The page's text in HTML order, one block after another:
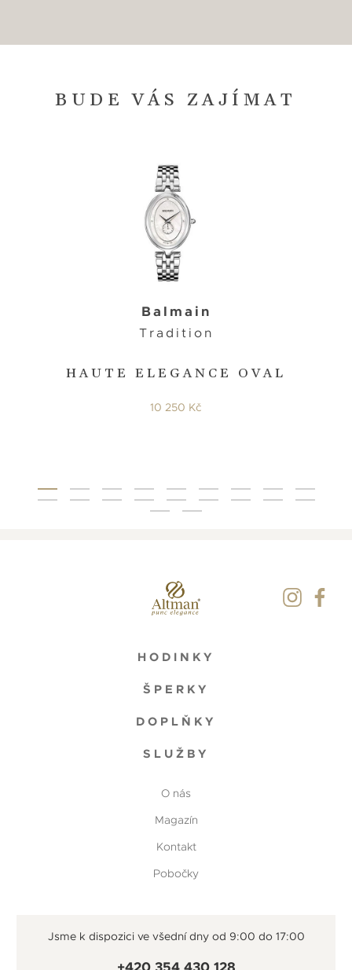
BUDE VÁS ZAJÍMAT
HAUTE ELEGANCE OVAL
Balmain
Tradition
10 250 Kč
HODINKY
ŠPERKY
DOPLŇKY
SLUŽBY
O nás
Magazín
Kontakt
Pobočky
Jsme k dispozici ve všední dny od 9:00 do 17:00